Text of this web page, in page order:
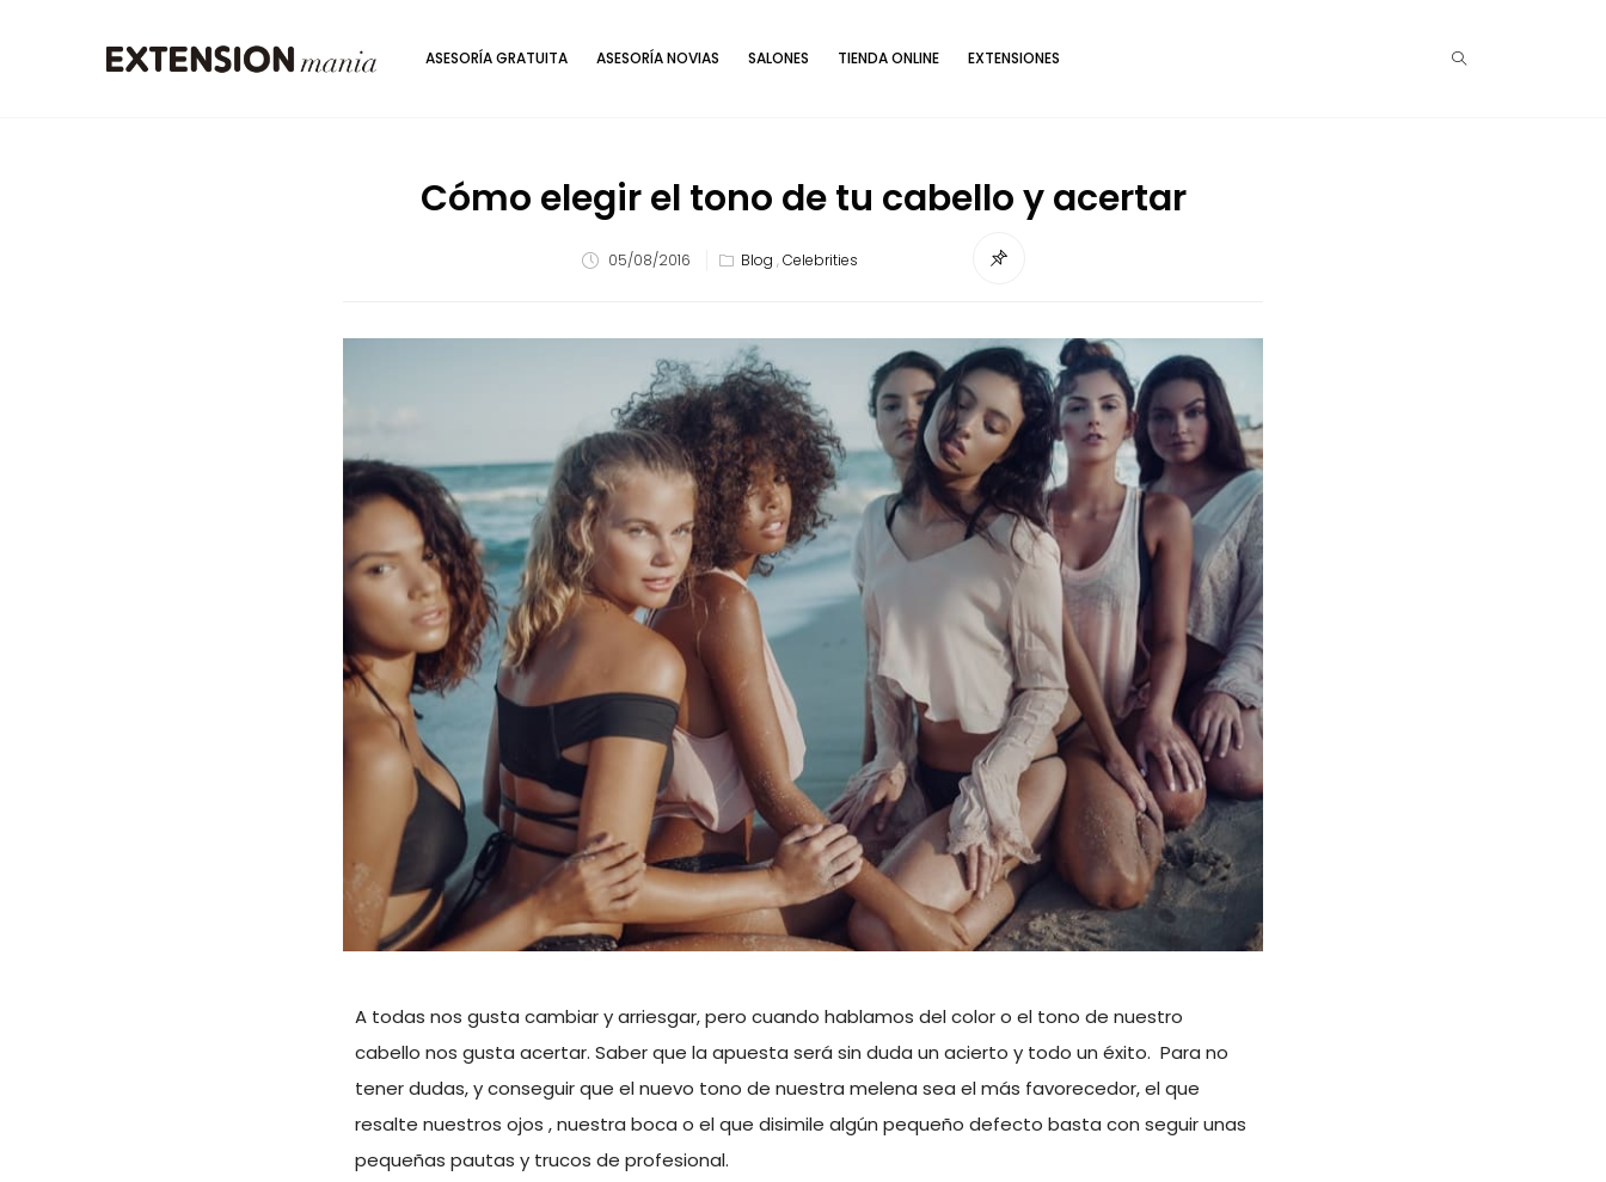
ASESORÍA GRATUITA ASESORÍA NOVIAS SALONES TIENDA ONLINE EXTENSIONES
Cómo elegir el tono de tu cabello y acertar
05/08/2016 Blog , Celebrities
A todas nos gusta cambiar y arriesgar, pero cuando hablamos del color o el tono de nuestro
cabello nos gusta acertar. Saber que la apuesta será sin duda un acierto y todo un éxito. Para no
tener dudas, y conseguir que el nuevo tono de nuestra melena sea el más favorecedor, el que
resalte nuestros ojos , nuestra boca o el que disimile algún pequeño defecto basta con seguir unas
pequeñas pautas y trucos de profesional.